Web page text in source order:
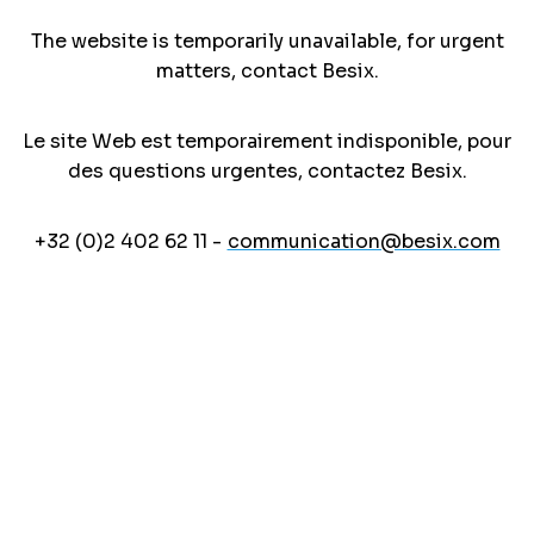
The website is temporarily unavailable, for urgent
matters, contact Besix.
Le site Web est temporairement indisponible, pour
des questions urgentes, contactez Besix.
+32 (0)2 402 62 11 - communication@besix.com